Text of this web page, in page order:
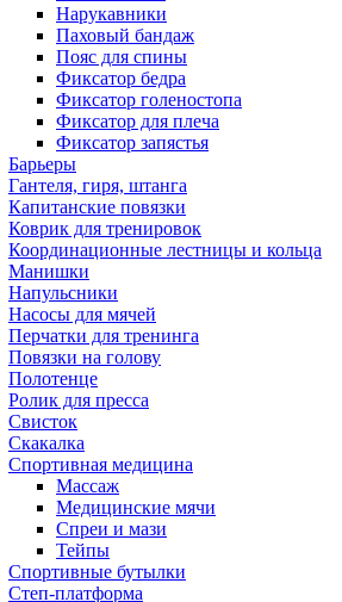
Нарукавники
Паховый бандаж
Пояс для спины
Фиксатор бедра
Фиксатор голеностопа
Фиксатор для плеча
Фиксатор запястья
Барьеры
Гантеля, гиря, штанга
Капитанские повязки
Коврик для тренировок
Координационные лестницы и кольца
Манишки
Напульсники
Насосы для мячей
Перчатки для тренинга
Повязки на голову
Полотенце
Ролик для пресса
Свисток
Скакалка
Спортивная медицина
Массаж
Медицинские мячи
Спреи и мази
Тейпы
Спортивные бутылки
Степ-платформа